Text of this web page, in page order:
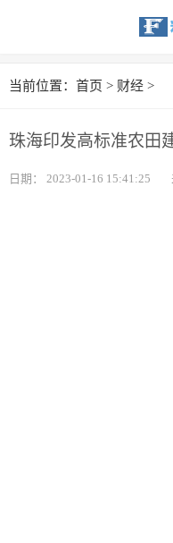
首页
当前位置： 首页 > 财经 >
珠海印发高标准农田
日期： 2023-01-16 15:41:25